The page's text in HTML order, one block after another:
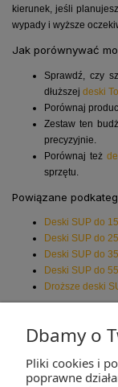
kierunek, jeśli
wypady i wyższe
Jak porównywać
Sprawdź, czy
dłuższej deski
Porównaj
Zestaw ten
precyzyjnie.
Porównaj też
sprzętu.
Powiązane
Deski SUP do
Deski SUP do
Deski SUP do
Deski SUP do
Droższe deski
Najczęściej zadawane
Czy deska SUP do
Czy w tym budżecie
Dbamy o
Pliki cookies i
poprawne